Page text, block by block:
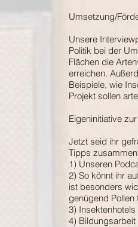
Umsetzung/
Unsere
Politik bei der
Flächen die
erreichen.
Beispiele, wie
Projekt sollen
Eigeninitiative
Jetzt seid ihr
Tipps
1) Unseren
2) So könnt ihr
ist besonders
genügend Pollen
3)
4)